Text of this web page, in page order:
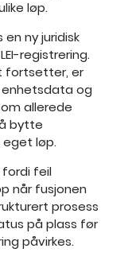
løp.
ny juridisk
registrering.
fortsetter, er
og
allerede
bytte
løp.
fordi feil
når fusjonen
prosess
på plass før
påvirkes.